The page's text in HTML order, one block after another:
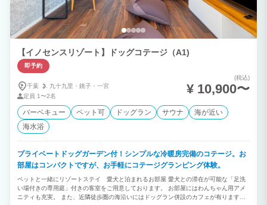
【イノセンスリゾート】ドッグコテージ（A1)
即予約
千葉 九十九里・ 銚子・ 一宮
定員 1〜2名
(税込)
¥ 10,900〜
バーベキュー ペット可 ドッグラン サウナ
海が近い
海水浴
プライベートドッグガーデン付！シンプルな冷暖房完備のコテージ。お
部屋はコンパクトですが、お手軽にコテージグランピング体験。
ペットと一緒にリゾートステイ 愛犬と泊まれるお部屋 愛犬との滞在が可能な「足洗
い場付きの専用庭」付きの客室をご用意しております。 お部屋にはわんちゃん用アメ
ニティも充実。 また、近隣徒歩圏の海沿いにはドッグラン併設のカフェが有ります。